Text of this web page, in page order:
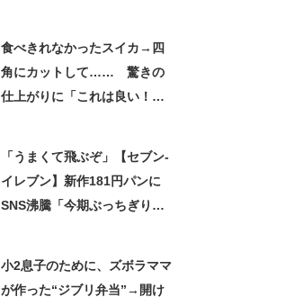
食べきれなかったスイカ→四
角にカットして…… 驚きの
仕上がりに「これは良い！」
「うまくて飛ぶぞ」【セブン‐
イレブン】新作181円パンに
SNS沸騰「今期ぶっちぎりで
小2息子のために、ズボラママ
が作った“ジブリ弁当”→開け